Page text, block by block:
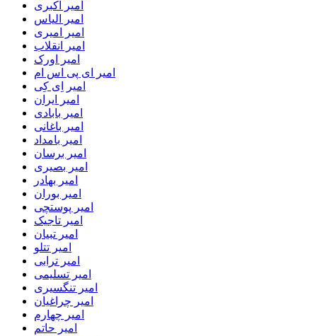
امیر اکبری
امیر الیاس
امیر امیری
امیر انقلاب
امیر اورک
امیر ای پی اس ام
امیر اِی کِی
امیر ایران
امیر بابادی
امیر باغانی
امیر بامداد
امیر برسان
امیر بصیری
امیر بهادر
امیر بوران
امیر پوستچی
امیر تاجیک
امیر تبیان
امیر تتلو
امیر ترابی
امیر تسلیمی
امیر تنگسیری
امیر چراغیان
امیر چهارم
امیر حاتم